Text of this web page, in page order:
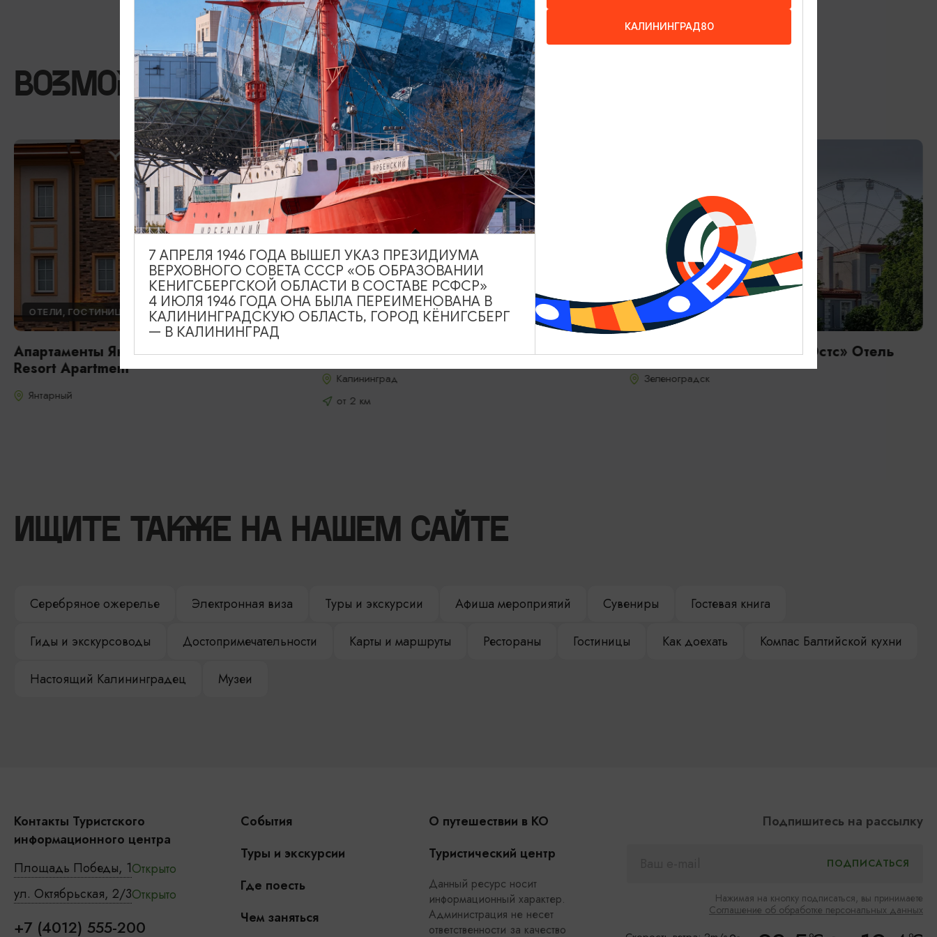
ВОЗМОЖНО ВАС ЗАИНТЕРЕСУЕТ
ОТЕЛИ, ГОСТИНИЦЫ
Апартаменты Янтарный курорт / Yantarny
Resort Apartment
Янтарный
ОТЕЛИ, ГОСТИНИЦЫ
Отель «Нега»
Калининград
от 2 км
ОТЕЛИ, ГОСТИНИЦЫ
Mr Just's Hotel / «Мистер Юстс» Отель
Зеленоградск
ИЩИТЕ ТАКЖЕ НА НАШЕМ САЙТЕ
Серебряное ожерелье Электронная виза Туры и экскурсии Афиша мероприятий Сувениры Гостевая книга
Гиды и экскурсоводы Достопримечательности Карты и маршруты Рестораны Гостиницы Как доехать Компас Балтийской кухни
Настоящий Калининградец Музеи
Контакты Туристского
информационного центра
Площадь Победы, 1Открыто
ул. Октябрьская, 2/3Открыто
+7 (4012) 555-200
События
Туры и экскурсии
Где поесть
Чем заняться
О путешествии в КО
Туристический центр
Данный ресурс носит
информационный характер.
Администрация не несет
ответственности за качество
Подпишитесь на рассылку
Нажимая на кнопку подписаться, вы принимаете
Соглашение об обработке персональных данных
КАЛИНИНГРАД80
7 АПРЕЛЯ 1946 ГОДА ВЫШЕЛ УКАЗ ПРЕЗИДИУМА
ВЕРХОВНОГО СОВЕТА СССР «ОБ ОБРАЗОВАНИИ
КЕНИГСБЕРГСКОЙ ОБЛАСТИ В СОСТАВЕ РСФСР»
4 ИЮЛЯ 1946 ГОДА ОНА БЫЛА ПЕРЕИМЕНОВАНА В
КАЛИНИНГРАДСКУЮ ОБЛАСТЬ, ГОРОД КЁНИГСБЕРГ
— В КАЛИНИНГРАД